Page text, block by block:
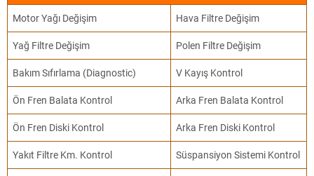
Motor Yağı Değişim Hava Filtre Değişim
Yağ Filtre Değişim Polen Filtre Değişim
Bakım Sıfırlama (Diagnostic) V Kayış Kontrol
Ön Fren Balata Kontrol Arka Fren Balata Kontrol
Ön Fren Diski Kontrol Arka Fren Diski Kontrol
Yakıt Filtre Km. Kontrol Süspansiyon Sistemi Kontrol